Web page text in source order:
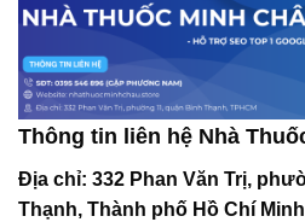
Thông tin liên hệ Nhà
Địa chỉ: 332 Phan Văn Trị,
Thạnh, Thành phố Hồ Chí Minh